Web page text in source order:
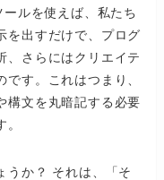
ルを使えば、私たち
を出すだけで、プログ
、さらにはクリエイテ
す。これはつまり、
構文を丸暗記する必要
うか？ それは、「そ